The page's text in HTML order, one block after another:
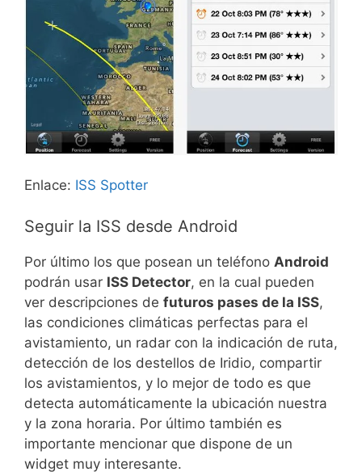
Enlace: ISS Spotter
Seguir la ISS desde Android
Por último los que posean un teléfono Android
podrán usar ISS Detector, en la cual pueden
ver descripciones de futuros pases de la ISS,
las condiciones climáticas perfectas para el
avistamiento, un radar con la indicación de ruta,
detección de los destellos de Iridio, compartir
los avistamientos, y lo mejor de todo es que
detecta automáticamente la ubicación nuestra
y la zona horaria. Por último también es
importante mencionar que dispone de un
widget muy interesante.